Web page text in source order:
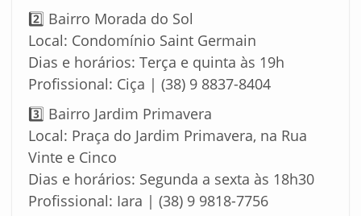
2️⃣ Bairro Morada do Sol
Local: Condomínio Saint Germain
Dias e horários: Terça e quinta às 19h
Profissional: Ciça | (38) 9 8837-8404
3️⃣ Bairro Jardim Primavera
Local: Praça do Jardim Primavera, na Rua
Vinte e Cinco
Dias e horários: Segunda a sexta às 18h30
Profissional: Iara | (38) 9 9818-7756